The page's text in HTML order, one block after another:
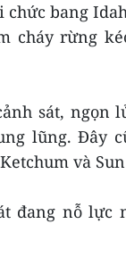
bang
cháy rừng
sát, ngọn
lũng. Đây
và
đang nỗ